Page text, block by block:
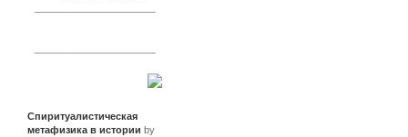
Спиритуалистическая
метафизика в истории by